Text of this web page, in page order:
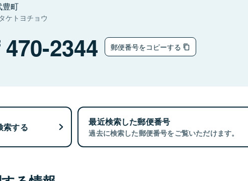
豊町
ケトヨチョウ
470-2344 郵便番号をコピーする
索する 最近検索した郵便番号
過去に検索した郵便番号をご覧いただけます。